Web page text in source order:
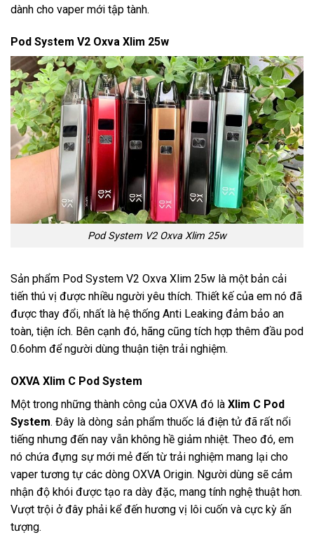
dành cho vaper mới tập tành.
Pod System V2 Oxva Xlim 25w
Pod System V2 Oxva Xlim 25w
Sản phẩm Pod System V2 Oxva Xlim 25w là một bản cải
tiến thú vị được nhiều người yêu thích. Thiết kế của em nó đã
được thay đổi, nhất là hệ thống Anti Leaking đảm bảo an
toàn, tiện ích. Bên cạnh đó, hãng cũng tích hợp thêm đầu pod
0.6ohm để người dùng thuận tiện trải nghiệm.
OXVA Xlim C Pod System
Một trong những thành công của OXVA đó là Xlim C Pod
System. Đây là dòng sản phẩm thuốc lá điện tử đã rất nổi
tiếng nhưng đến nay vẫn không hề giảm nhiệt. Theo đó, em
nó chứa đựng sự mới mẻ đến từ trải nghiệm mang lại cho
vaper tương tự các dòng OXVA Origin. Người dùng sẽ cảm
nhận độ khói được tạo ra dày đặc, mang tính nghệ thuật hơn.
Vượt trội ở đây phải kể đến hương vị lôi cuốn và cực kỳ ấn
tượng.